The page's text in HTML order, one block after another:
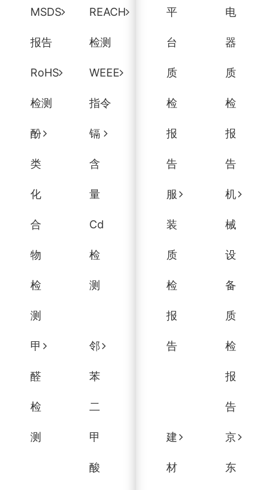
MSDS
报告
REACH
检测
RoHS
检测
WEEE
指令
酚
类
化
合
物
检
测
镉
含
量
Cd
检
测
甲
醛
检
测
邻
苯
二
甲
酸
平
台
质
检
报
告
电
器
质
检
报
告
服
装
质
检
报
告
机
械
设
备
质
检
报
告
建
材
京
东